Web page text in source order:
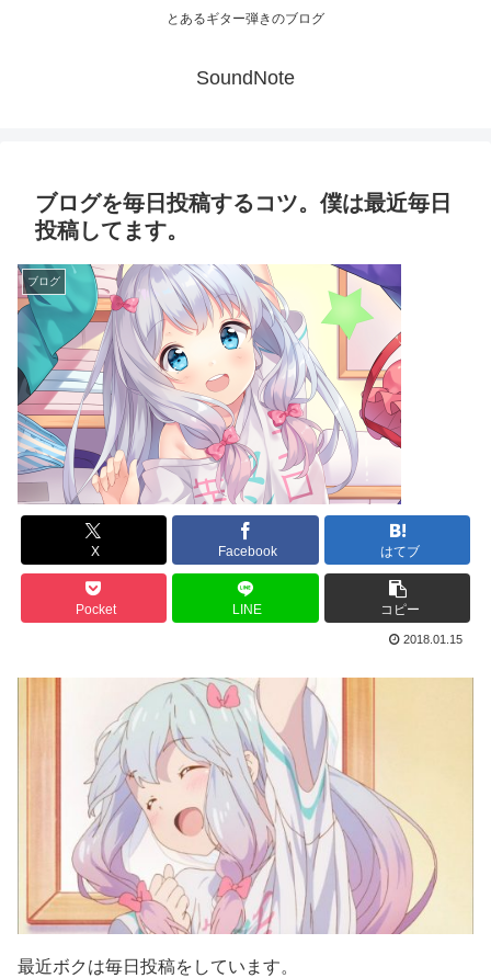
とあるギター弾きのブログ
SoundNote
ブログを毎日投稿するコツ。僕は最近毎日
投稿してます。
ブログ
X Facebook はてブ
Pocket LINE コピー
2018.01.15
最近ボクは毎日投稿をしています。